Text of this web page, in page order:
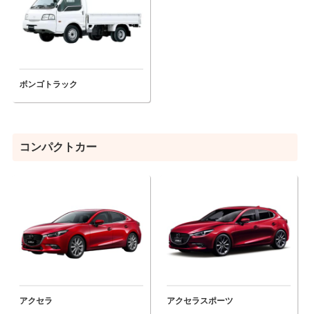
ボンゴトラック
コンパクトカー
アクセラ アクセラスポーツ